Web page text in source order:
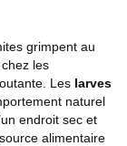
grimpent au
les
Les larves
naturel
endroit sec et
alimentaire